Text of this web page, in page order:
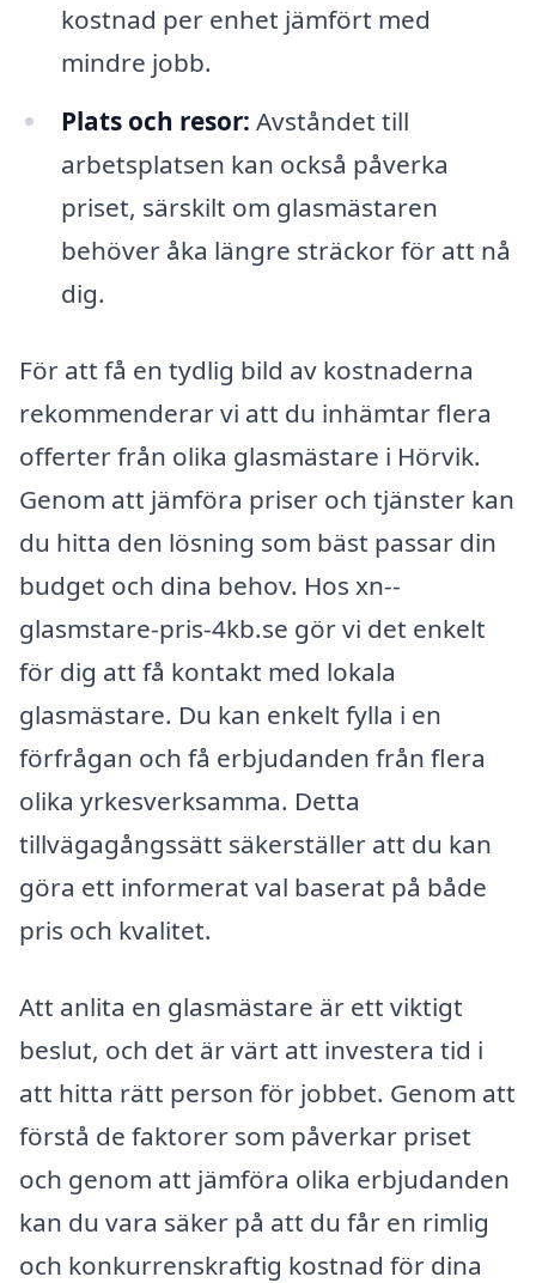
kostnad per enhet jämfört med
mindre jobb.
Plats och resor: Avståndet till
arbetsplatsen kan också påverka
priset, särskilt om glasmästaren
behöver åka längre sträckor för att nå
dig.
För att få en tydlig bild av kostnaderna
rekommenderar vi att du inhämtar flera
offerter från olika glasmästare i Hörvik.
Genom att jämföra priser och tjänster kan
du hitta den lösning som bäst passar din
budget och dina behov. Hos xn--
glasmstare-pris-4kb.se gör vi det enkelt
för dig att få kontakt med lokala
glasmästare. Du kan enkelt fylla i en
förfrågan och få erbjudanden från flera
olika yrkesverksamma. Detta
tillvägagångssätt säkerställer att du kan
göra ett informerat val baserat på både
pris och kvalitet.
Att anlita en glasmästare är ett viktigt
beslut, och det är värt att investera tid i
att hitta rätt person för jobbet. Genom att
förstå de faktorer som påverkar priset
och genom att jämföra olika erbjudanden
kan du vara säker på att du får en rimlig
och konkurrenskraftig kostnad för dina